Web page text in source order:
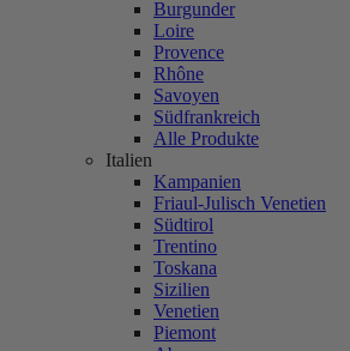
Burgunder
Loire
Provence
Rhône
Savoyen
Südfrankreich
Alle Produkte
Italien
Kampanien
Friaul-Julisch Venetien
Südtirol
Trentino
Toskana
Sizilien
Venetien
Piemont